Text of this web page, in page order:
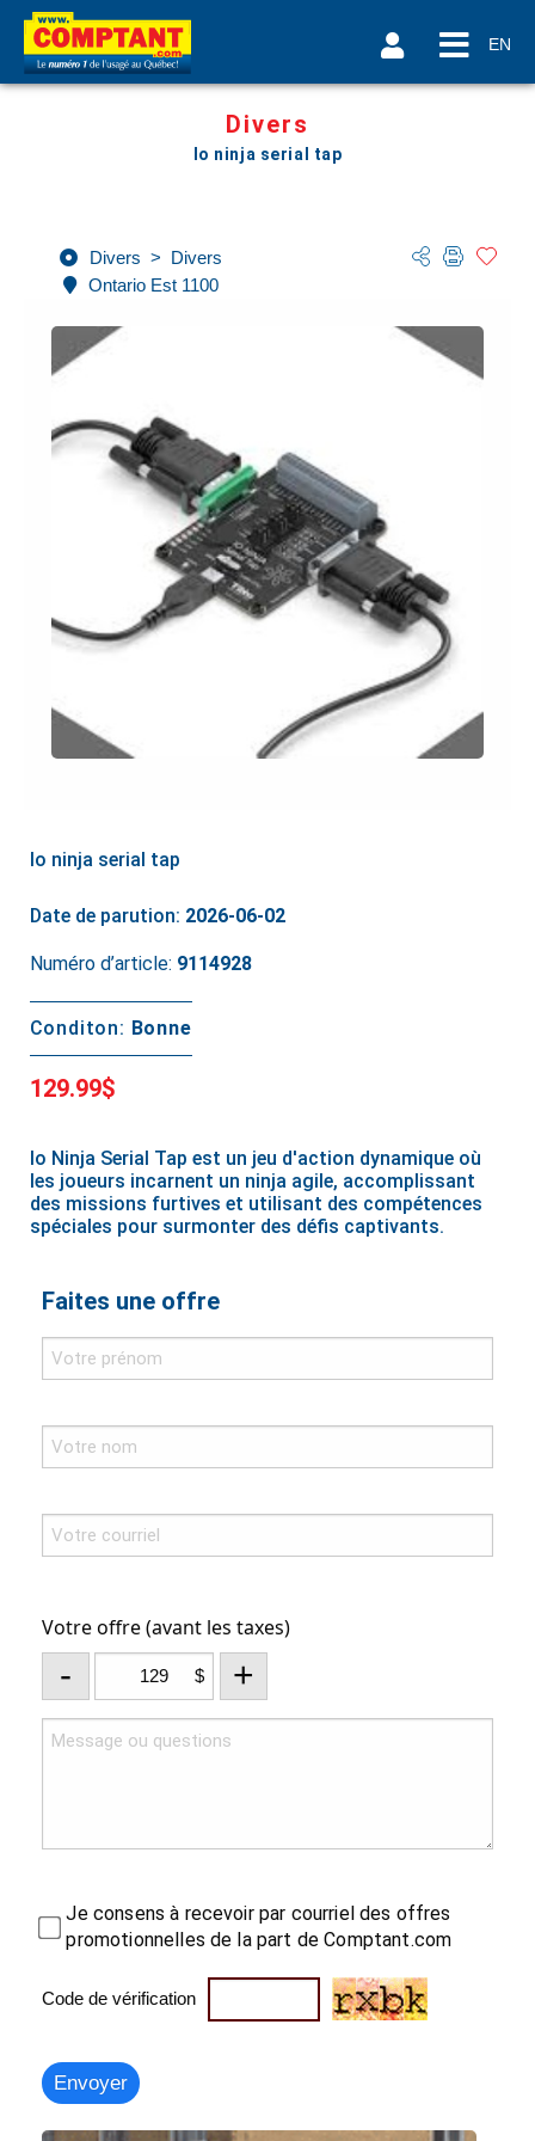
EN
Divers
Io ninja serial tap
Divers > Divers
Ontario Est 1100
Io ninja serial tap
Date de parution: 2026-06-02
Numéro d’article: 9114928
Conditon: Bonne
129.99$
Io Ninja Serial Tap est un jeu d'action dynamique où
les joueurs incarnent un ninja agile, accomplissant
des missions furtives et utilisant des compétences
spéciales pour surmonter des défis captivants.
Faites une offre
Votre offre (avant les taxes)
- $ +
Je consens à recevoir par courriel des offres
promotionnelles de la part de Comptant.com
Code de vérification